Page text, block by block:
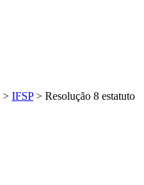
> IFSP > Resolução 8 estatuto